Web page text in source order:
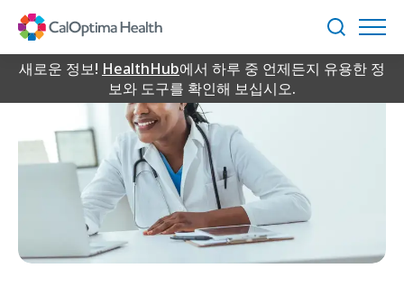
Content
검
색
새로운 정보! HealthHub에서 하루 중 언제든지 유용한 정
보와 도구를 확인해 보십시오.